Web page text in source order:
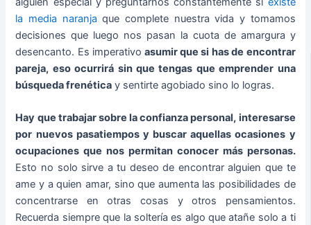
la media naranja que complete nuestra vida y tomamos
decisiones que luego nos pasan la cuota de amargura y
desencanto. Es imperativo asumir que si has de encontrar
pareja, eso ocurrirá sin que tengas que emprender una
búsqueda frenética y sentirte agobiado sino lo logras.
Hay que trabajar sobre la confianza personal, interesarse
por nuevos pasatiempos y buscar aquellas ocasiones y
ocupaciones que nos permitan conocer más personas.
Esto no solo sirve a tu deseo de encontrar alguien que te
ame y a quien amar, sino que aumenta las posibilidades de
concentrarse en otras cosas y otros pensamientos.
Recuerda siempre que la soltería es algo que atañe solo a ti